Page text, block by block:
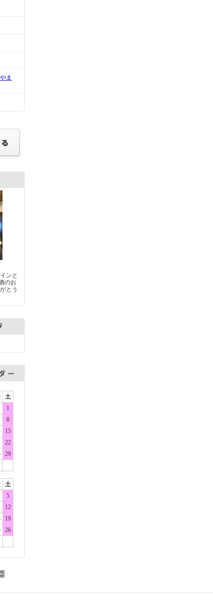
ま
ンと
のお
とう
土
1
8
15
22
29
土
5
12
19
26